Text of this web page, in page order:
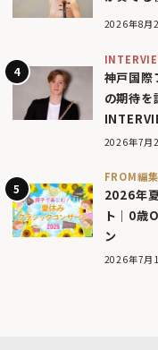
2026年8月
神戸国際
の期待を
2026年7月
FROM編
2026年
ト｜0歳
ン
2026年7月